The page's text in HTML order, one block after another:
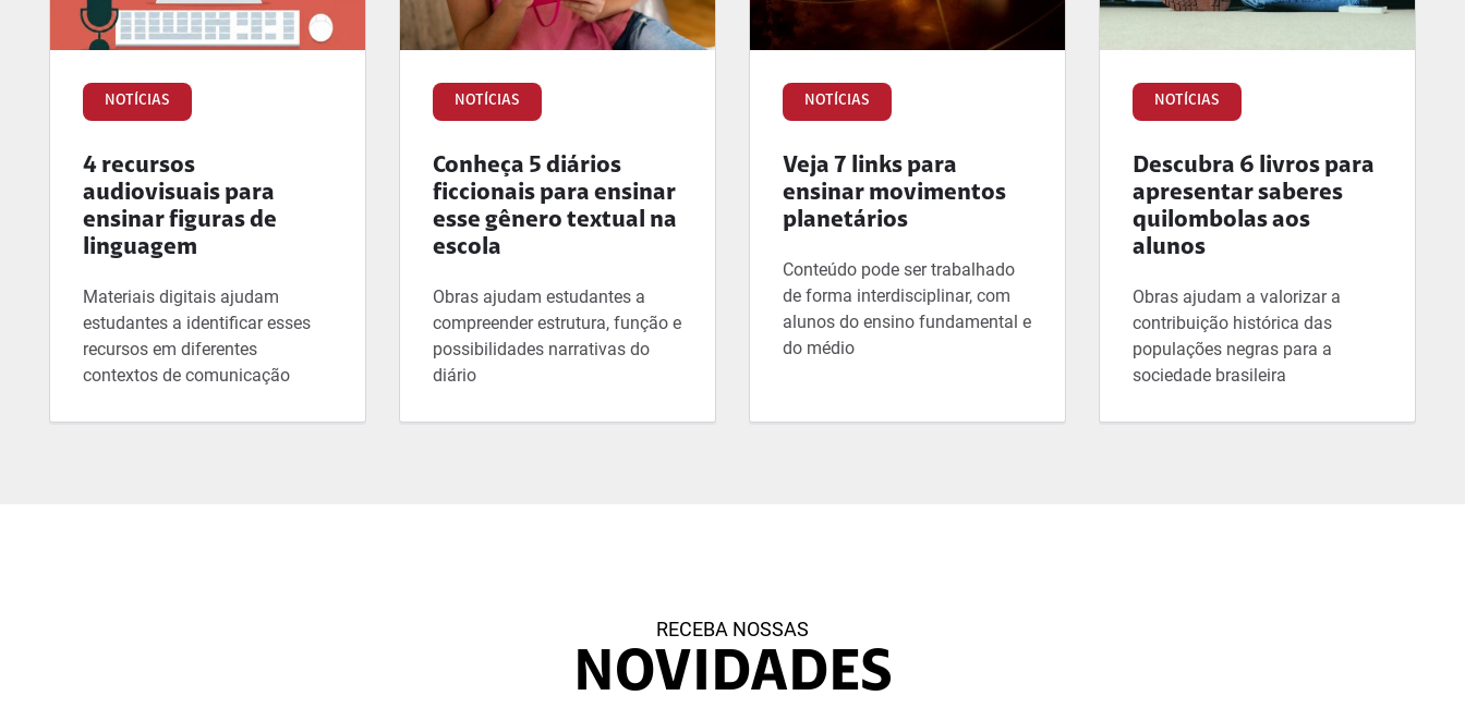
NOTÍCIAS
4 recursos
audiovisuais para
ensinar figuras de
linguagem
Materiais digitais ajudam
estudantes a identificar esses
recursos em diferentes
contextos de comunicação
NOTÍCIAS
Conheça 5 diários
ficcionais para ensinar
esse gênero textual na
escola
Obras ajudam estudantes a
compreender estrutura, função e
possibilidades narrativas do
diário
NOTÍCIAS
Veja 7 links para
ensinar movimentos
planetários
Conteúdo pode ser trabalhado
de forma interdisciplinar, com
alunos do ensino fundamental e
do médio
NOTÍCIAS
Descubra 6 livros para
apresentar saberes
quilombolas aos
alunos
Obras ajudam a valorizar a
contribuição histórica das
populações negras para a
sociedade brasileira
RECEBA NOSSAS
NOVIDADES